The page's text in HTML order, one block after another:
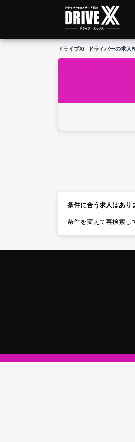
ドライブX ドライバーの求人
条件に合う求人はあり
条件を変えて再検索し